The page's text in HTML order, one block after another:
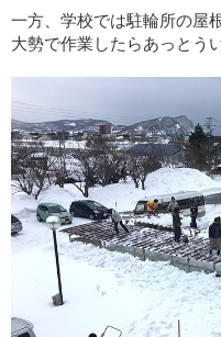
一方、学校では駐輪所の屋
大勢で作業したらあっとう